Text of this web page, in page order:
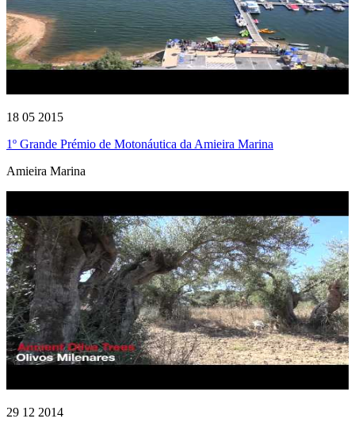
18 05 2015
1º Grande Prémio de Motonáutica da Amieira Marina
Amieira Marina
29 12 2014